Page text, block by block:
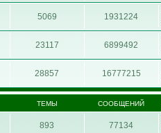
5069 1931224
23117 6899492
28857 16777215
ТЕМЫ СООБЩЕНИЙ
893 77134